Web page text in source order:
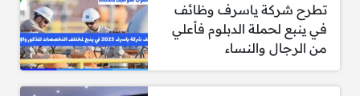
الوظيفة مخصصة للإناث فقط.
متاحة لجميع الجنسيات.
يشترط التسجيل في التأمينات الاجتماعية أو
تطرح شركة ياسرف وظائف
في ينبع لحملة الدبلوم فأعلي
من الرجال والنساء